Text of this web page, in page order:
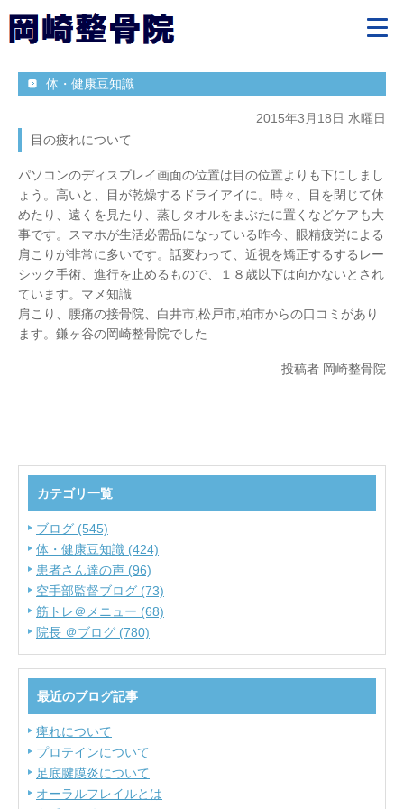
体・健康豆知識
2015年3月18日 水曜日
目の疲れについて
パソコンのディスプレイ画面の位置は目の位置よりも下にしまし
ょう。高いと、目が乾燥するドライアイに。時々、目を閉じて休
めたり、遠くを見たり、蒸しタオルをまぶたに置くなどケアも大
事です。スマホが生活必需品になっている昨今、眼精疲労による
肩こりが非常に多いです。話変わって、近視を矯正するするレー
シック手術、進行を止めるもので、１８歳以下は向かないとされ
ています。マメ知識
肩こり、腰痛の接骨院、白井市,松戸市,柏市からの口コミがあり
ます。鎌ヶ谷の岡崎整骨院でした
投稿者 岡崎整骨院
カテゴリ一覧
ブログ (545)
体・健康豆知識 (424)
患者さん達の声 (96)
空手部監督ブログ (73)
筋トレ＠メニュー (68)
院長 ＠ブログ (780)
最近のブログ記事
痺れについて
プロテインについて
足底腱膜炎について
オーラルフレイルとは